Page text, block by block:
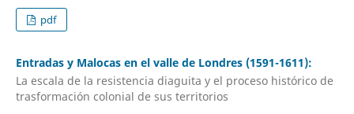
pdf
Entradas y Malocas en el valle de Londres (1591-1611):
La escala de la resistencia diaguita y el proceso histórico de
trasformación colonial de sus territorios